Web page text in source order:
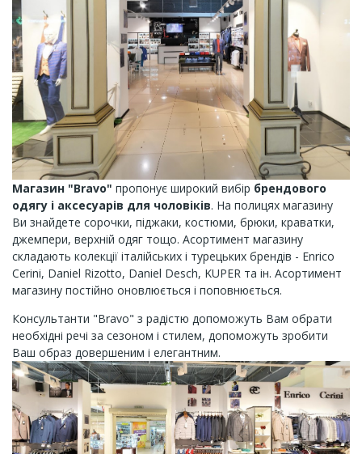
Maгазин "Bravo" пропонує широкий вибір брендового
одягу і аксесуарів для чоловіків. На полицях магазину
Ви знайдете сорочки, піджаки, костюми, брюки, краватки,
джемпери, верхній одяг тощо. Асортимент магазину
складають колекції італійських і турецьких брендів - Enrico
Cerini, Daniel Rizotto, Daniel Desch, KUPER та ін. Асортимент
магазину постійно оновлюється і поповнюється.
Консультанти "Bravo" з радістю допоможуть Вам обрати
необхідні речі за сезоном і стилем, допоможуть зробити
Ваш образ довершеним і елегантним.